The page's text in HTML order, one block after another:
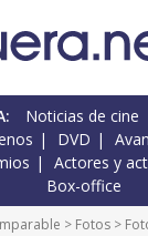
Noticias de cine
DVD
Actores y
Box-office
> Fotos >